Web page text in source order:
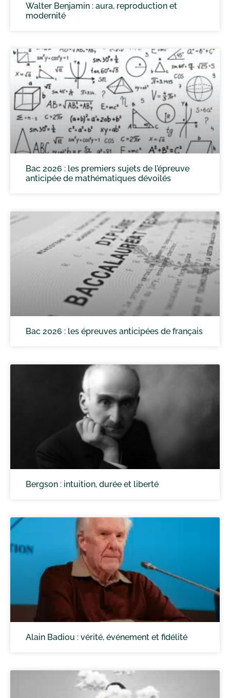
Walter Benjamin : aura, reproduction et
modernité
Bac 2026 : les premiers sujets de l’épreuve
anticipée de mathématiques dévoilés
Bac 2026 : les épreuves anticipées de français
Bergson : intuition, durée et liberté
Alain Badiou : vérité, événement et fidélité